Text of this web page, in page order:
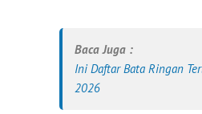
Baca Juga :
Ini Daftar Bata Ringan
2026